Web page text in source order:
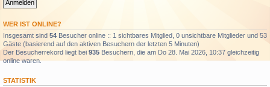
WER IST ONLINE?
Insgesamt sind 54 Besucher online :: 1 sichtbares Mitglied, 0 unsichtbare Mitglieder und 53
Gäste (basierend auf den aktiven Besuchern der letzten 5 Minuten)
Der Besucherrekord liegt bei 935 Besuchern, die am Do 28. Mai 2026, 10:37 gleichzeitig
online waren.
STATISTIK